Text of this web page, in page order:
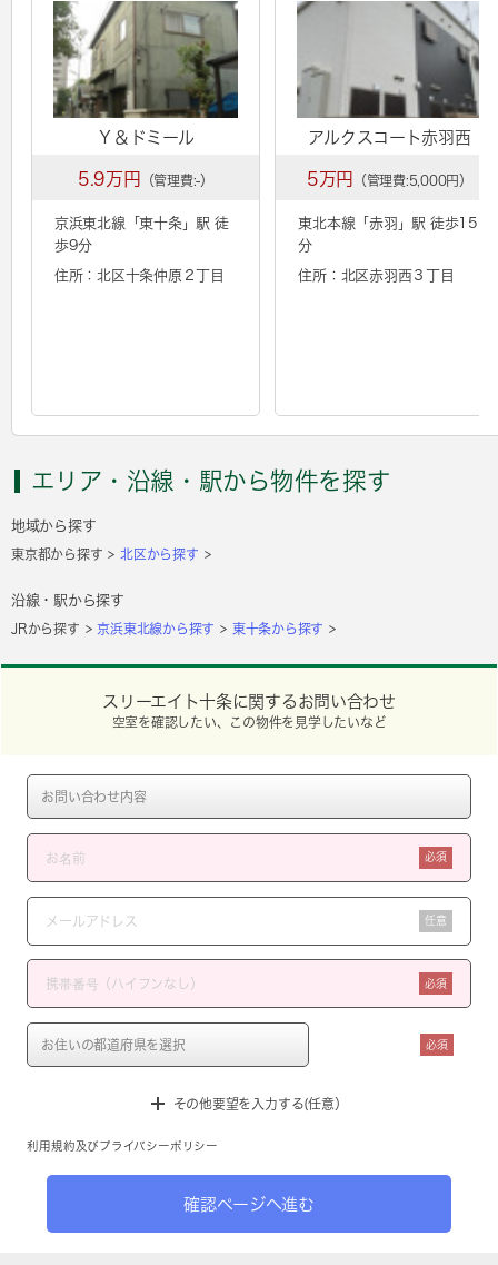
Ｙ＆ドミール
5.9万円 （管理費:-）
京浜東北線「東十条 」駅 徒
歩9分
住所：北区十条仲原２丁目
アルクスコート赤羽西
5万円 （管理費:5,000円）
東北本線「赤羽 」駅 徒歩15
分
住所：北区赤羽西３丁目
エリア・沿線・駅から物件を探す
地域から探す
東京都から探す 北区から探す
沿線・駅から探す
JRから探す 京浜東北線から探す 東十条から探す
スリーエイト十条に関するお問い合わせ
空室を確認したい、この物件を見学したいなど
必須
任意
必須
必須
その他要望を入力する(任意）
利用規約 及び プライバシーポリシー
確認ページへ進む